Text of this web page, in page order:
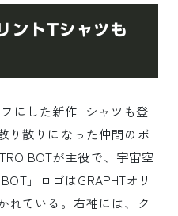
トTシャツも
にした新作Tシャツも登
り散りになった仲間のボ
BOTが主役で、宇宙空
」ロゴはGRAPHTオリ
れている。右袖には、ク